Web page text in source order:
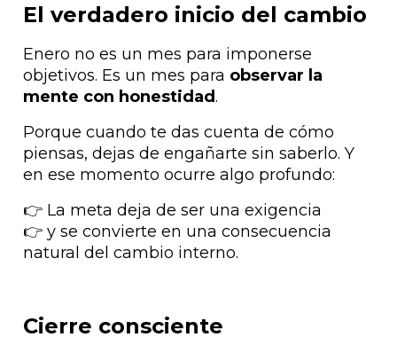
El verdadero inicio del cambio
Enero no es un mes para imponerse
objetivos. Es un mes para observar la
mente con honestidad.
Porque cuando te das cuenta de cómo
piensas, dejas de engañarte sin saberlo. Y
en ese momento ocurre algo profundo:
👉 La meta deja de ser una exigencia
👉 y se convierte en una consecuencia
natural del cambio interno.
Cierre consciente